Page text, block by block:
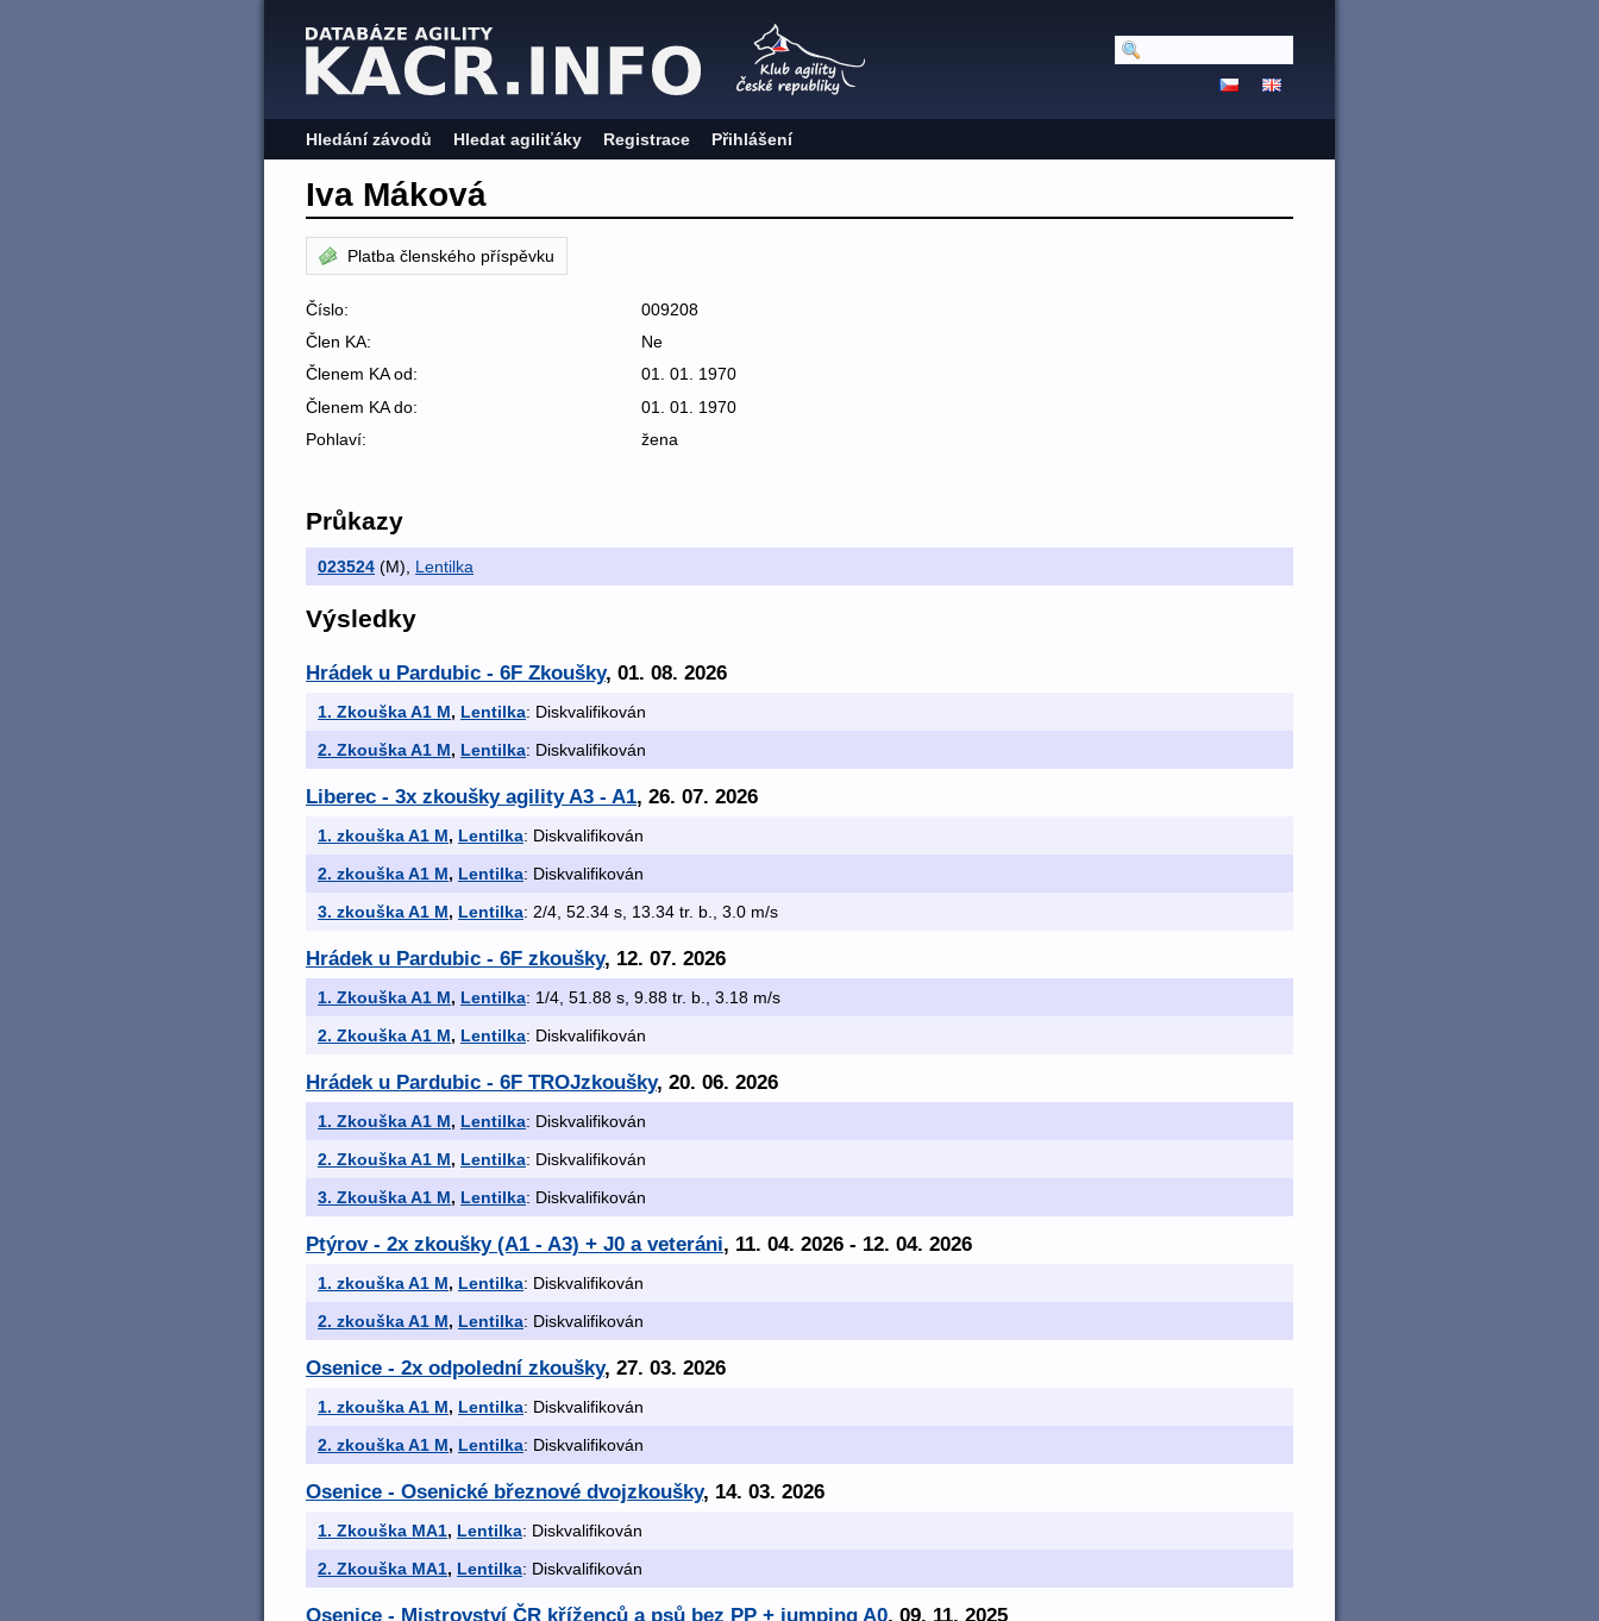
Hledání závodů Hledat agiliťáky Registrace Přihlášení
Iva Máková
Platba členského příspěvku
Číslo:
009208
Člen KA:
Ne
Členem KA od:
01. 01. 1970
Členem KA do:
01. 01. 1970
Pohlaví:
žena
Průkazy
023524 (M), Lentilka
Výsledky
Hrádek u Pardubic - 6F Zkoušky, 01. 08. 2026
1. Zkouška A1 M, Lentilka: Diskvalifikován
2. Zkouška A1 M, Lentilka: Diskvalifikován
Liberec - 3x zkoušky agility A3 - A1, 26. 07. 2026
1. zkouška A1 M, Lentilka: Diskvalifikován
2. zkouška A1 M, Lentilka: Diskvalifikován
3. zkouška A1 M, Lentilka: 2/4, 52.34 s, 13.34 tr. b., 3.0 m/s
Hrádek u Pardubic - 6F zkoušky, 12. 07. 2026
1. Zkouška A1 M, Lentilka: 1/4, 51.88 s, 9.88 tr. b., 3.18 m/s
2. Zkouška A1 M, Lentilka: Diskvalifikován
Hrádek u Pardubic - 6F TROJzkoušky, 20. 06. 2026
1. Zkouška A1 M, Lentilka: Diskvalifikován
2. Zkouška A1 M, Lentilka: Diskvalifikován
3. Zkouška A1 M, Lentilka: Diskvalifikován
Ptýrov - 2x zkoušky (A1 - A3) + J0 a veteráni, 11. 04. 2026 - 12. 04. 2026
1. zkouška A1 M, Lentilka: Diskvalifikován
2. zkouška A1 M, Lentilka: Diskvalifikován
Osenice - 2x odpolední zkoušky, 27. 03. 2026
1. zkouška A1 M, Lentilka: Diskvalifikován
2. zkouška A1 M, Lentilka: Diskvalifikován
Osenice - Osenické březnové dvojzkoušky, 14. 03. 2026
1. Zkouška MA1, Lentilka: Diskvalifikován
2. Zkouška MA1, Lentilka: Diskvalifikován
Osenice - Mistrovství ČR kříženců a psů bez PP + jumping A0, 09. 11. 2025